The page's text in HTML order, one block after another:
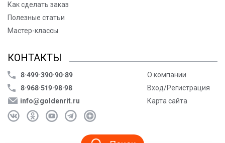
Как сделать заказ
Полезные статьи
Мастер-классы
КОНТАКТЫ
8·499·390·90·89
8·968·519·98·98
info@goldenrit.ru
О компании
Вход/Регистрация
Карта сайта